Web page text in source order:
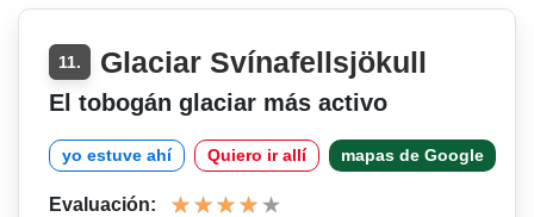
11. Glaciar Svínafellsjökull
El tobogán glaciar más activo
yo estuve ahí Quiero ir allí mapas de Google
Evaluación: